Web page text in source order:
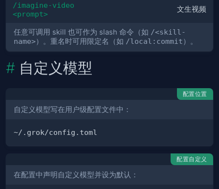
/imagine-video
<prompt>
文生视频
任意可调用 skill 也可作为 slash 命令（如 /<skill-
name>）。重名时可用限定名（如 /local:commit）。
自定义模型
配置位置
自定义模型写在用户级配置文件中：
配置自定义
在配置中声明自定义模型并设为默认：